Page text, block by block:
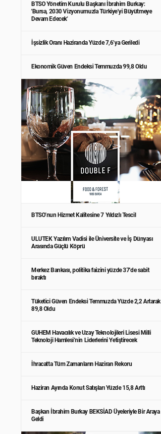
BTSO Yönetim Kurulu Başkanı İbrahim Burkay:
'Bursa, 2030 Vizyonumuzla Türkiye’yi Büyütmeye
Devam Edecek'
İşsizlik Oranı Haziranda Yüzde 7,6’ya Geriledi
Ekonomik Güven Endeksi Temmuzda 99,8 Oldu
BTSO’nun Hizmet Kalitesine 7 Yıldızlı Tescil
ULUTEK Yazılım Vadisi ile Üniversite ve İş Dünyası
Arasında Güçlü Köprü
Merkez Bankası, politika faizini yüzde 37'de sabit
bıraktı
Tüketici Güven Endeksi Temmuzda Yüzde 2,2 Artarak
89,8 Oldu
GUHEM Havacılık ve Uzay Teknolojileri Lisesi Milli
Teknoloji Hamlesi’nin Liderlerini Yetiştirecek
İhracatta Tüm Zamanların Haziran Rekoru
Haziran Ayında Konut Satışları Yüzde 15,8 Arttı
Başkan İbrahim Burkay BEKSİAD Üyeleriyle Bir Araya
Geldi